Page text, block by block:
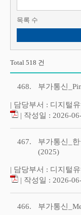
목록 수
Total 518 건
468. 부가통신
| 담당부서 : 디지털
| 작성일 : 2026-
467.
부가통신_
(2025)
| 담당부서 : 디지털
| 작성일 : 2026-
466. 부가통신